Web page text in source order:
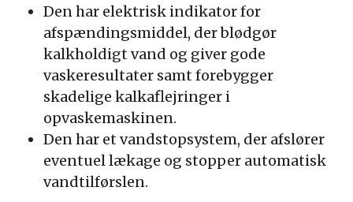
Den har elektrisk indikator for
afspændingsmiddel, der blødgør
kalkholdigt vand og giver gode
vaskeresultater samt forebygger
skadelige kalkaflejringer i
opvaskemaskinen.
Den har et vandstopsystem, der afslører
eventuel lækage og stopper automatisk
vandtilførslen.